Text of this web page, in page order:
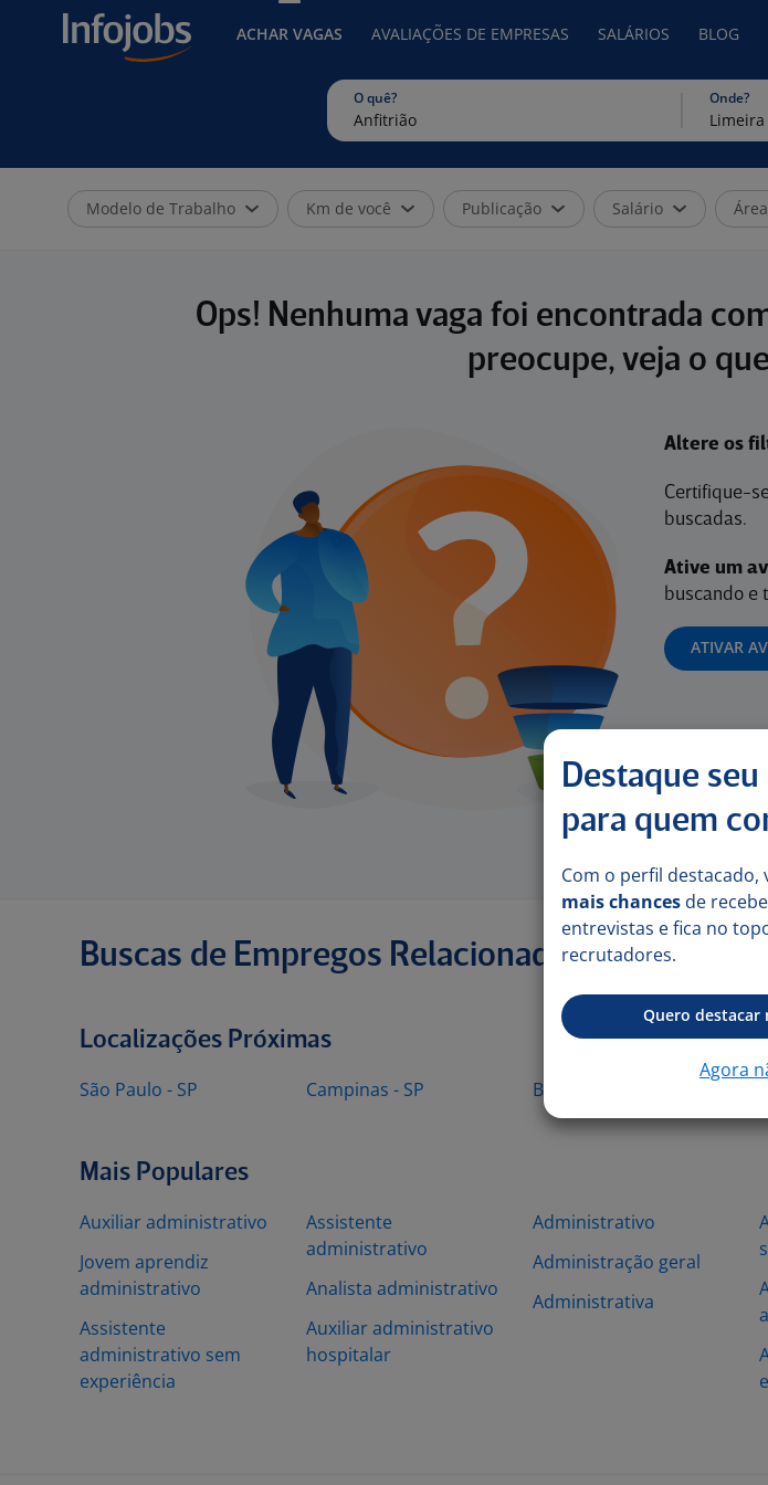
ACHAR VAGAS AVALIAÇÕES DE EMPRESAS SALÁRIOS BLOG
O quê? Onde?
Modelo de Trabalho Km de você Publicação Salário Área
Ops! Nenhuma vaga foi encontrada
preocupe, veja o
Altere os
Certifique-
buscadas.
Ative um
buscando e
ATIVAR
Buscas de Empregos Relacionadas
Localizações Próximas
São Paulo - SP Campinas - SP Bauru - SP
Mais Populares
Auxiliar administrativo
Jovem aprendiz
administrativo
Assistente
administrativo sem
experiência
Assistente
administrativo
Analista administrativo
Auxiliar administrativo
hospitalar
Administrativo
Administração geral
Administrativa
Destaque
para quem
Com o perfil destacado,
mais chances de
entrevistas e fica no
recrutadores.
Quero destacar
Agora